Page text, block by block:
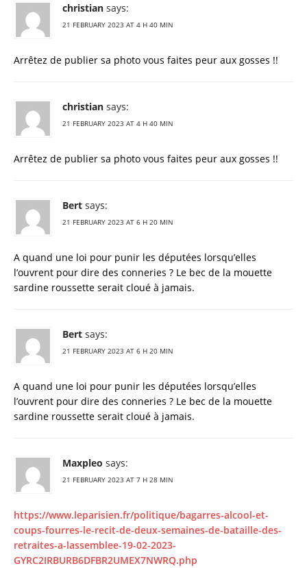
christian says:
21 FEBRUARY 2023 AT 4 H 40 MIN
Arrêtez de publier sa photo vous faites peur aux gosses !!
christian says:
21 FEBRUARY 2023 AT 4 H 40 MIN
Arrêtez de publier sa photo vous faites peur aux gosses !!
Bert says:
21 FEBRUARY 2023 AT 6 H 20 MIN
A quand une loi pour punir les députées lorsqu’elles
l’ouvrent pour dire des conneries ? Le bec de la mouette
sardine roussette serait cloué à jamais.
Bert says:
21 FEBRUARY 2023 AT 6 H 20 MIN
A quand une loi pour punir les députées lorsqu’elles
l’ouvrent pour dire des conneries ? Le bec de la mouette
sardine roussette serait cloué à jamais.
Maxpleo says:
21 FEBRUARY 2023 AT 7 H 28 MIN
https://www.leparisien.fr/politique/bagarres-alcool-et-
coups-fourres-le-recit-de-deux-semaines-de-bataille-des-
retraites-a-lassemblee-19-02-2023-
GYRC2IRBURB6DFBR2UMEX7NWRQ.php